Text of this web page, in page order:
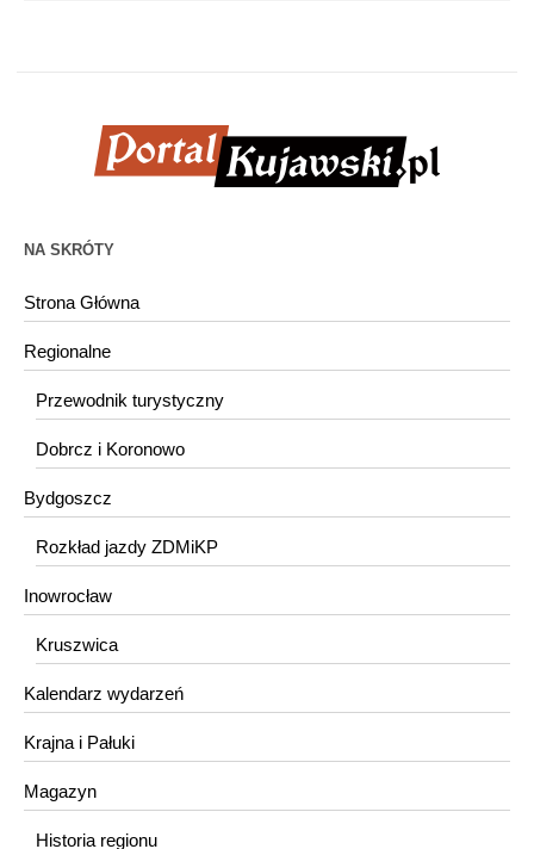
NA SKRÓTY
Strona Główna
Regionalne
Przewodnik turystyczny
Dobrcz i Koronowo
Bydgoszcz
Rozkład jazdy ZDMiKP
Inowrocław
Kruszwica
Kalendarz wydarzeń
Krajna i Pałuki
Magazyn
Historia regionu